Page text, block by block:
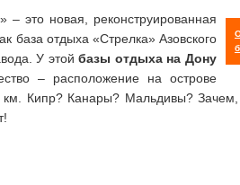
– это новая, реконструированная
база отдыха «Стрелка» Азовского
У этойбазы отдыха на Дону
– расположение на острове
Кипр? Канары? Мальдивы? Зачем,